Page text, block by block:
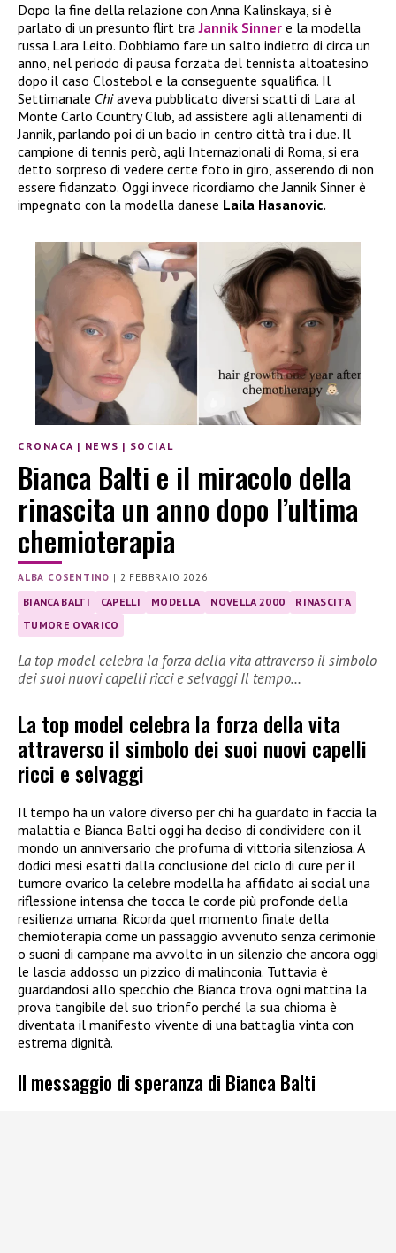
Dopo la fine della relazione con Anna Kalinskaya, si è
parlato di un presunto flirt traJannik Sinner e la modella
russa Lara Leito. Dobbiamo fare un salto indietro di circa un
anno, nel periodo di pausa forzata del tennista altoatesino
dopo il caso Clostebol e la conseguente squalifica. Il
Settimanale Chiaveva pubblicato diversi scatti di Lara al
Monte Carlo Country Club, ad assistere agli allenamenti di
Jannik, parlando poi di un bacio in centro città tra i due. Il
campione di tennis però, agli Internazionali di Roma, si era
detto sorpreso di vedere certe foto in giro, asserendo di non
essere fidanzato. Oggi invece ricordiamo che Jannik Sinner è
impegnato con la modella danese Laila Hasanovic.
CRONACA | NEWS | SOCIAL
Bianca Balti e il miracolo della
rinascita un anno dopo l’ultima
chemioterapia
ALBA COSENTINO | 2 FEBBRAIO 2026
BIANCA BALTI CAPELLI MODELLA NOVELLA 2000
RINASCITA
TUMORE OVARICO
La top model celebra la forza della vita attraverso il simbolo
dei suoi nuovi capelli ricci e selvaggi Il tempo…
La top model celebra la forza della vita
attraverso il simbolo dei suoi nuovi capelli
ricci e selvaggi
Il tempo ha un valore diverso per chi ha guardato in faccia la
malattia e Bianca Balti oggi ha deciso di condividere con il
mondo un anniversario che profuma di vittoria silenziosa. A
dodici mesi esatti dalla conclusione del ciclo di cure per il
tumore ovarico la celebre modella ha affidato ai social una
riflessione intensa che tocca le corde più profonde della
resilienza umana. Ricorda quel momento finale della
chemioterapia come un passaggio avvenuto senza cerimonie
o suoni di campane ma avvolto in un silenzio che ancora oggi
le lascia addosso un pizzico di malinconia. Tuttavia è
guardandosi allo specchio che Bianca trova ogni mattina la
prova tangibile del suo trionfo perché la sua chioma è
diventata il manifesto vivente di una battaglia vinta con
estrema dignità.
Il messaggio di speranza di Bianca Balti